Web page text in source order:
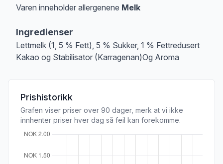
Varen inneholder allergenene Melk
Ingredienser
Lettmelk (1, 5 % Fett), 5 % Sukker, 1 % Fettredusert
Kakao og Stabilisator (Karragenan)Og Aroma
Prishistorikk
Grafen viser priser over 90 dager, merk at vi ikke
innhenter priser hver dag så feil kan forekomme.